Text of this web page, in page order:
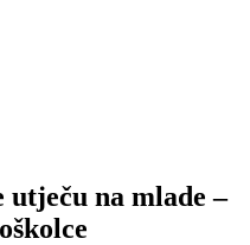
utječu na mlade –